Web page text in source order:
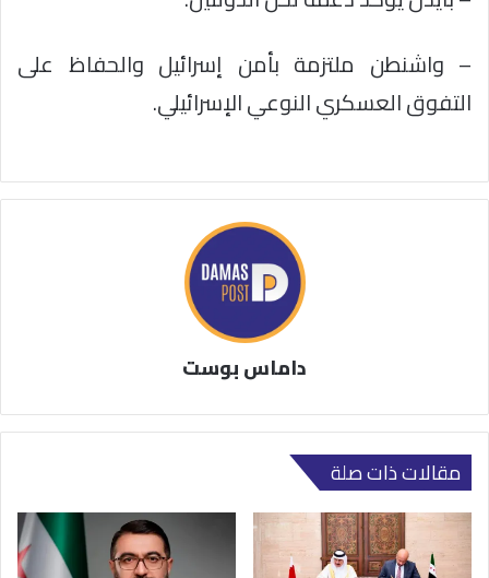
– واشنطن ملتزمة بأمن إسرائيل والحفاظ على
التفوق العسكري النوعي الإسرائيلي.
داماس بوست
مقالات ذات صلة